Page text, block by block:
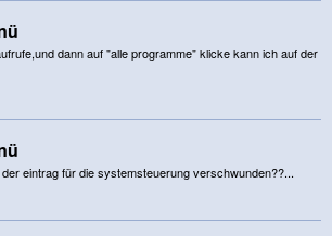
dann auf "alle programme" klicke kann ich auf der
eintrag für die systemsteuerung verschwunden??...